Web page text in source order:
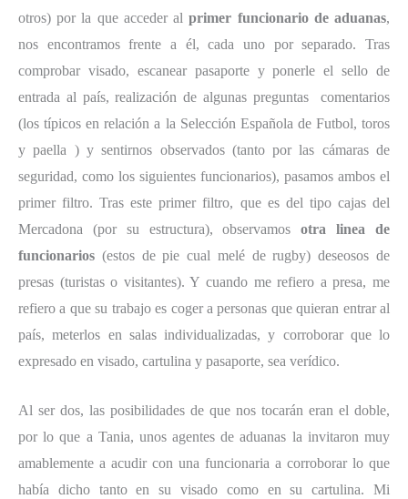
otros) por la que acceder alprimer funcionario de aduanas,
nos encontramos frente a él, cada uno por separado. Tras
comprobar visado, escanear pasaporte y ponerle el sello de
entrada al país, realización de algunas preguntas comentarios
(los típicos en relación a la Selección Española de Futbol, toros
y paella ) y sentirnos observados (tanto por las cámaras de
seguridad, como los siguientes funcionarios), pasamos ambos el
primer filtro. Tras este primer filtro, que es del tipo cajas del
Mercadona (por su estructura), observamosotra linea de
funcionarios (estos de pie cual melé de rugby) deseosos de
presas (turistas o visitantes). Y cuando me refiero a presa, me
refiero a que su trabajo es coger a personas que quieran entrar al
país, meterlos en salas individualizadas, y corroborar que lo
expresado en visado, cartulina y pasaporte, sea verídico.
Al ser dos, las posibilidades de que nos tocarán eran el doble,
por lo que a Tania, unos agentes de aduanas la invitaron muy
amablemente a acudir con una funcionaria a corroborar lo que
había dicho tanto en su visado como en su cartulina. Mi